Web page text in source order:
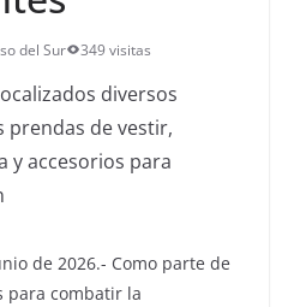
del Sur 349 visitas
diversos
prendas de vestir,
y accesorios para
de 2026.- Como parte de
para combatir la